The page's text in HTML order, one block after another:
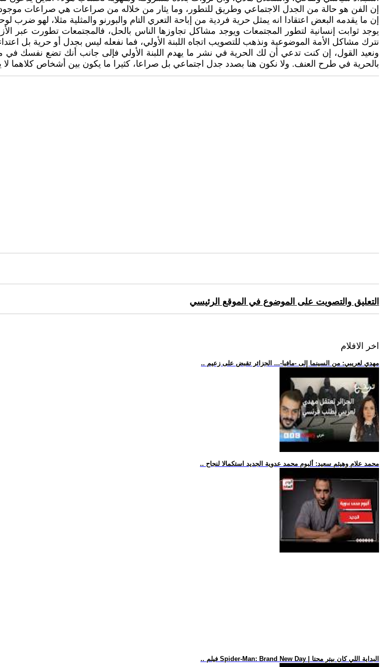
إن الفن هو حالة من الجدل الاجتماعي وطريق للتطور، وما يثار من خلاله من صراعات هي صراعات موجودة
إن ما يقدمه البعض اعتقادا انه يمثل حرية فردية من إباحة التعري التام والبورنو والمثلية مثلا، لهو ضرب
يوجد ثوابت إنسانية لتطور المجتمعات ويوجد مشاكل تجاوزها الناس بالحل، فالمجتمعات تطورت عبر
نترك مشاكل الأمة الموضوعية ونذهب للتصويب اتجاه اللبنة الأولي، فما نفعله ليس بجدل أو حرية بل
ونعيد القول، إن كنت تدعي أن لك الحرية في نشر ما يهدم اللبنة الأولي فإلى جانب أنك تضع نفسك في
بالحرية في طرح العنف. ولا نكون هنا بصدد جدل اجتماعي بل صراعا، كثيرا ما يكون بين أشخاص كلاهما لا
التعليق والتصويت على الموضوع في الموقع الرئيسي
اخر الافلام
.. مهدي لعريبي: من السينما إلى -مافيا-... الجزائر تقبض على زعيم
.. محمد علام وهيثم سعيد: ألبوم محمد عدوية الجديد استكمالا لنجاح
.. فيلم Spider-Man: Brand New Day | البداية اللي كان بيتر محتا